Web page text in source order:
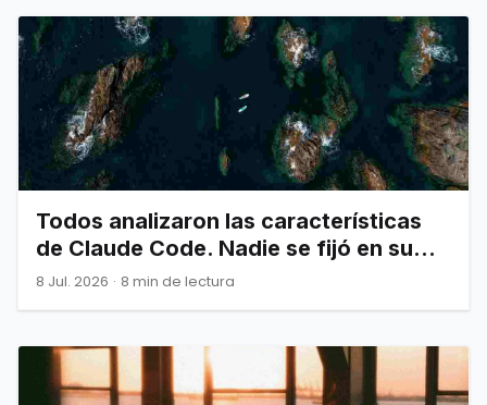
Todos analizaron las características
de Claude Code. Nadie se fijó en su
arquitectura.
8 Jul. 2026 · 8 min de lectura